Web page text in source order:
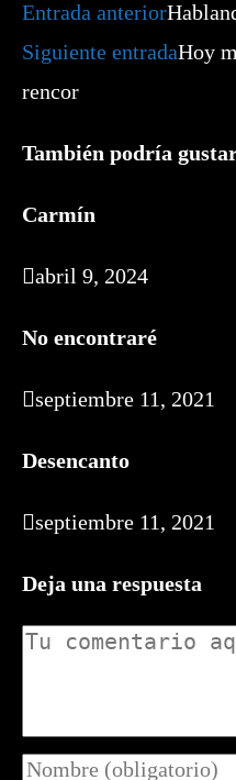
más
artículos
Entrada anterior
Siguiente entradaHoy
rencor
También podría
Carmín
abril 9, 2024
No encontraré
septiembre 11, 2021
Desencanto
septiembre 11, 2021
Deja una respuesta
Comentario
Introduce